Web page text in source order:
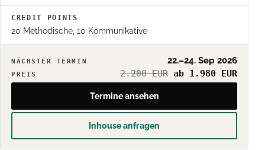
CREDIT POINTS
20 Methodische, 10 Kommunikative
NÄCHSTER TERMIN 22.–24. Sep 2026
PREIS 2.200 EUR ab 1.980 EUR
Termine ansehen
Inhouse anfragen